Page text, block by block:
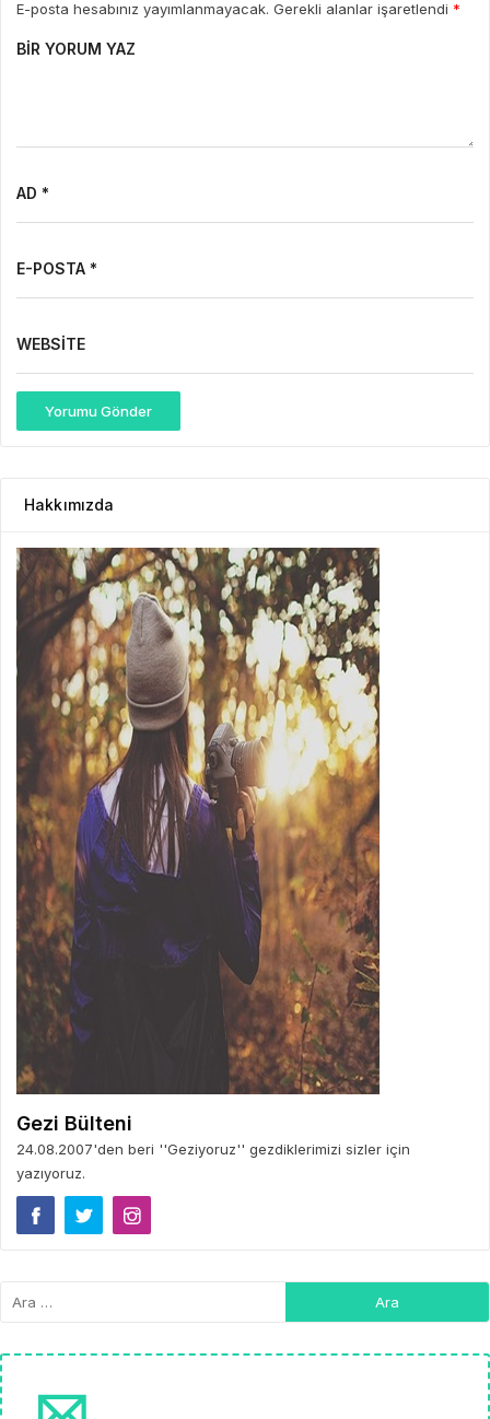
E-posta hesabınız yayımlanmayacak. Gerekli alanlar işaretlendi *
BIR YORUM YAZ
AD *
E-POSTA *
WEBSITE
Yorumu Gönder
Hakkımızda
Gezi Bülteni
24.08.2007'den beri ''Geziyoruz'' gezdiklerimizi sizler için
yazıyoruz.